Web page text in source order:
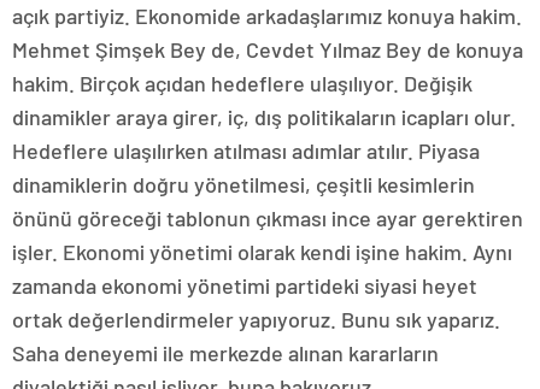
açık partiyiz. Ekonomide arkadaşlarımız konuya hakim.
Mehmet Şimşek Bey de, Cevdet Yılmaz Bey de konuya
hakim. Birçok açıdan hedeflere ulaşılıyor. Değişik
dinamikler araya girer, iç, dış politikaların icapları olur.
Hedeflere ulaşılırken atılması adımlar atılır. Piyasa
dinamiklerin doğru yönetilmesi, çeşitli kesimlerin
önünü göreceği tablonun çıkması ince ayar gerektiren
işler. Ekonomi yönetimi olarak kendi işine hakim. Aynı
zamanda ekonomi yönetimi partideki siyasi heyet
ortak değerlendirmeler yapıyoruz. Bunu sık yaparız.
Saha deneyemi ile merkezde alınan kararların